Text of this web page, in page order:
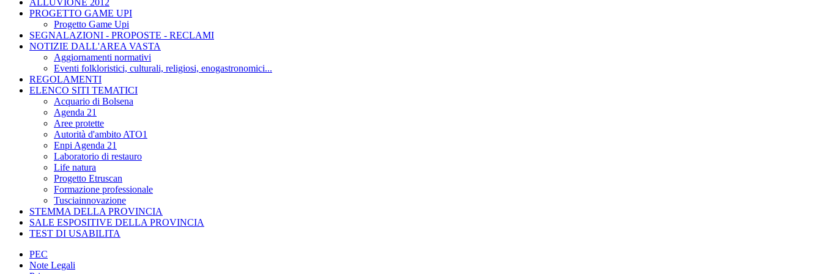
PROGETTO GAME UPI
Progetto Game Upi
SEGNALAZIONI - PROPOSTE - RECLAMI
NOTIZIE DALL'AREA VASTA
Aggiornamenti normativi
Eventi folkloristici, culturali, religiosi, enogastronomici...
REGOLAMENTI
ELENCO SITI TEMATICI
Acquario di Bolsena
Agenda 21
Aree protette
Autorità d'ambito ATO1
Enpi Agenda 21
Laboratorio di restauro
Life natura
Progetto Etruscan
Formazione professionale
Tusciainnovazione
STEMMA DELLA PROVINCIA
SALE ESPOSITIVE DELLA PROVINCIA
TEST DI USABILITA
PEC
Note Legali